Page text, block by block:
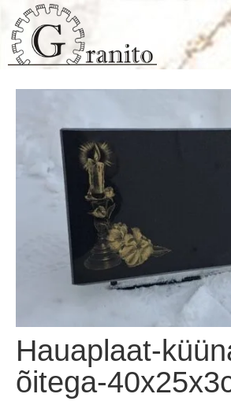
Hauaplaat-
õitega-